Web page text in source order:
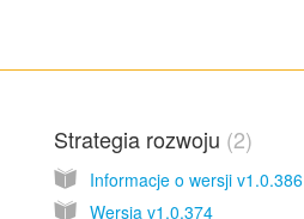
Strategia rozwoju 2
Informacje o wersji v1.0.386
Wersja v1.0.374